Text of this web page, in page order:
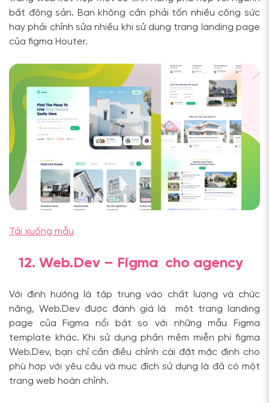
bất động sản. Bạn không cần phải tốn nhiều công sức
hay phải chỉnh sửa nhiều khi sử dụng trang landing page
của figma Houter.
Tải xuống mẫu
12. Web.Dev – Figma cho agency
Với định hướng là tập trung vào chất lượng và chức
năng, Web.Dev được đánh giá là một trang landing
page của Figma nổi bật so với những mẫu Figma
template khác. Khi sử dụng phần mềm miễn phí figma
Web.Dev, bạn chỉ cần điều chỉnh cài đặt mặc định cho
phù hợp với yêu cầu và mục đích sử dụng là đã có một
trang web hoàn chỉnh.